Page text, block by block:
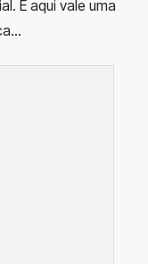
E aqui vale uma